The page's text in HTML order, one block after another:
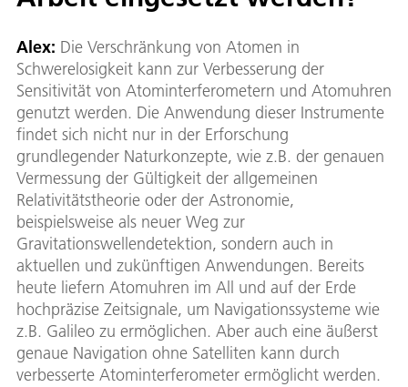
Alex: Die Verschränkung von Atomen in
Schwerelosigkeit kann zur Verbesserung der
Sensitivität von Atominterferometern und Atomuhren
genutzt werden. Die Anwendung dieser Instrumente
findet sich nicht nur in der Erforschung
grundlegender Naturkonzepte, wie z.B. der genauen
Vermessung der Gültigkeit der allgemeinen
Relativitätstheorie oder der Astronomie,
beispielsweise als neuer Weg zur
Gravitationswellendetektion, sondern auch in
aktuellen und zukünftigen Anwendungen. Bereits
heute liefern Atomuhren im All und auf der Erde
hochpräzise Zeitsignale, um Navigationssysteme wie
z.B. Galileo zu ermöglichen. Aber auch eine äußerst
genaue Navigation ohne Satelliten kann durch
verbesserte Atominterferometer ermöglicht werden.